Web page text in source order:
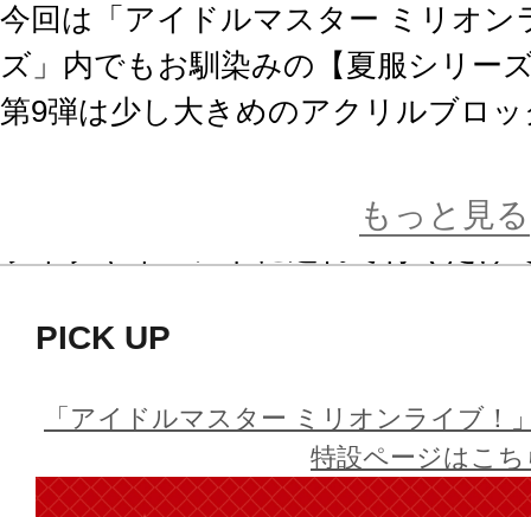
今回は「アイドルマスター ミリオン
ズ」内でもお馴染みの【夏服シリー
第9弾は少し大きめのアクリルブロ
アイドルたちと何処でも一緒にお出
全52名の中から、お好きなアイド
765 MILLION ALLSTARSみんなでお
でお届けする特別な商品を、どうぞ
もっと見る
PICK UP
「アイドルマスター ミリオンライブ！
特設ページはこち